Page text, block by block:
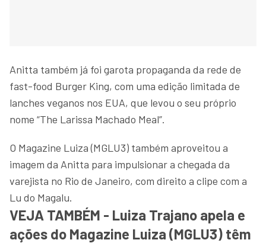
Anitta também já foi garota propaganda da rede de
fast-food Burger King, com uma edição limitada de
lanches veganos nos EUA, que levou o seu próprio
nome “The Larissa Machado Meal”.
O Magazine Luiza (MGLU3) também aproveitou a
imagem da Anitta para impulsionar a chegada da
varejista no Rio de Janeiro, com direito a clipe com a
Lu do Magalu.
VEJA TAMBÉM - Luiza Trajano apela e
ações do Magazine Luiza (MGLU3) têm